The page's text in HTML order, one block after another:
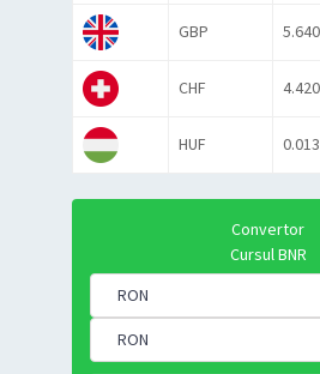
GBP
CHF
HUF
Convertor
Cursul BNR